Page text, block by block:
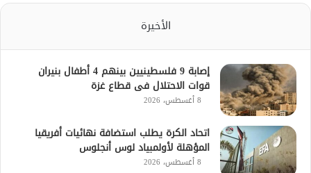
الأخيرة
إصابة 9 فلسطينيين بينهم 4 أطفال بنيران
قوات الاحتلال فى قطاع غزة
8 أغسطس، 2026
اتحاد الكرة يطلب استضافة نهائيات أفريقيا
المؤهلة لأولمبياد لوس أنجلوس
8 أغسطس، 2026